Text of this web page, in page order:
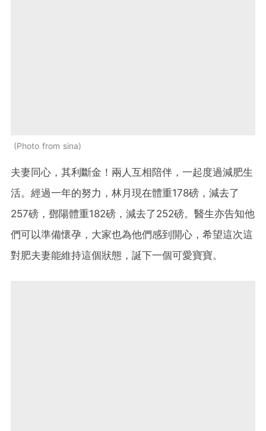
Photo from sina
夫妻同心，其利斷金！兩人互相陪伴，一起度過減肥生
活。經過一年的努力，林月現在體重178磅，減去了
257磅，鄧陽體重182磅，減去了252磅。醫生亦告知他
們可以準備懷孕，大家也為他們感到開心，希望這次這
對肥夫妻能維持這個狀態，誕下一個可愛寶寶。